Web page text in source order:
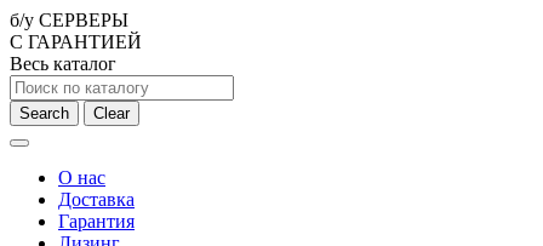
б/у СЕРВЕРЫ
С ГАРАНТИЕЙ
Весь каталог
Search Clear
О нас
Доставка
Гарантия